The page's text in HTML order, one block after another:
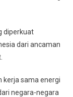
diperkuat
dari ancaman
kerja sama energi
negara-negara